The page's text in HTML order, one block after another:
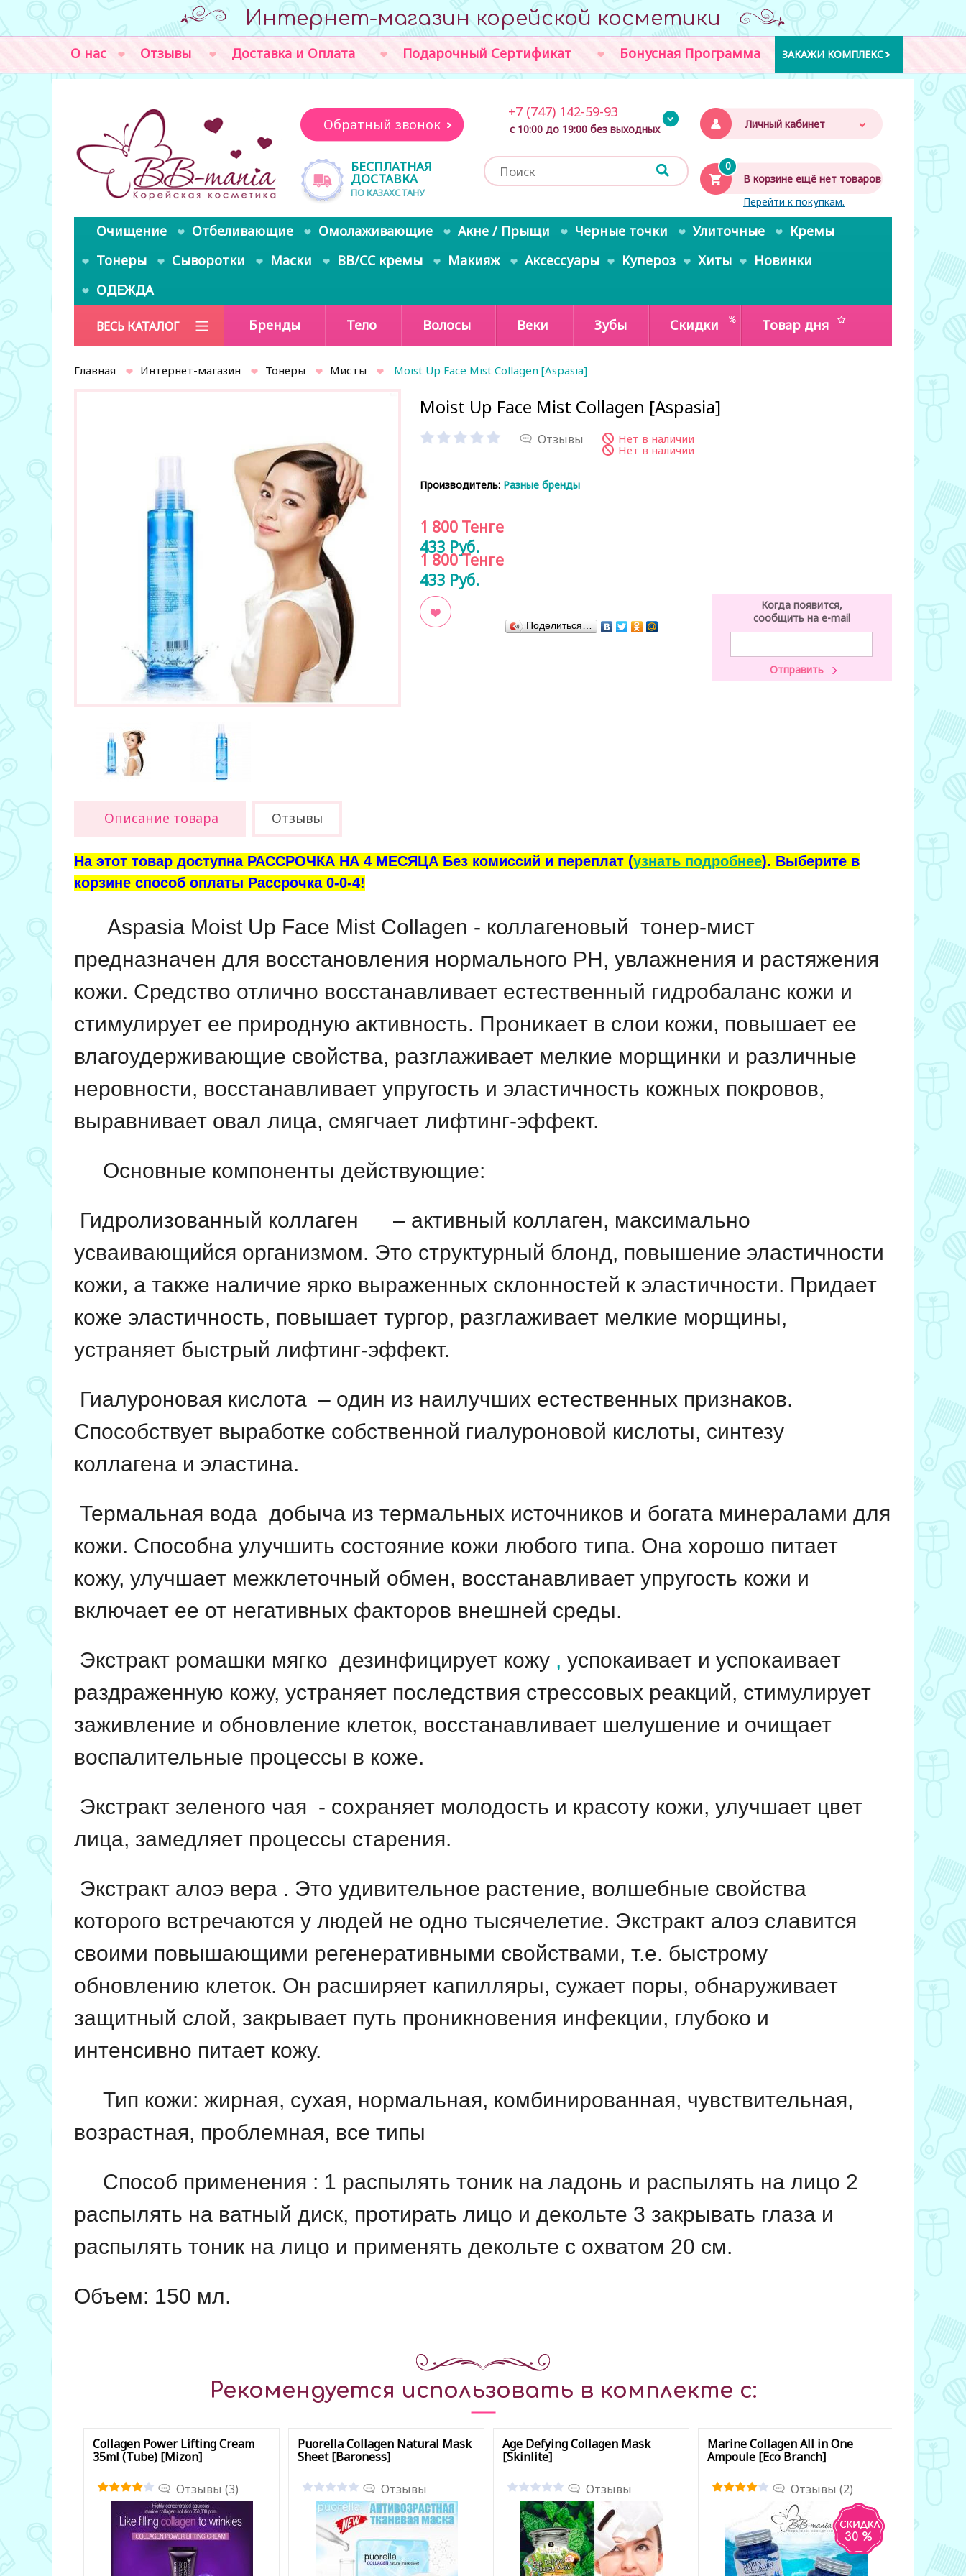
Интернет-магазин корейской косметики
О нас Отзывы Доставка и Оплата Подарочный Сертификат Бонусная Программа ЗАКАЖИ КОМПЛЕКС
Личный кабинет
0
В корзине ещё нет товаров
Перейти к покупкам.
Обратный звонок
БЕСПЛАТНАЯ
ДОСТАВКА
ПО КАЗАХСТАНУ
+7 (747) 142-59-93
с 10:00 до 19:00 без выходных
Очищение Отбеливающие Омолаживающие Акне / Прыщи Черные точки Улиточные
Кремы
Тонеры
Сыворотки Маски BB/CC кремы Макияж Аксессуары Купероз Хиты
Новинки
ОДЕЖДА
ВЕСЬ КАТАЛОГ Бренды Тело Волосы Веки Зубы Скидки Товар дня
Главная Интернет-магазин Тонеры Мисты Moist Up Face Mist Collagen [Aspasia]
Moist Up Face Mist Collagen [Aspasia]
Отзывы
Нет в наличии
Нет в наличии
Производитель: Разные бренды
1 800 Тенге
433 Руб.
1 800Тенге
433 Руб.
Когда появится,
сообщить на e-mail
Поделиться…
Описание товара Отзывы
На этот товар доступна РАССРОЧКА НА 4 МЕСЯЦА Без комиссий и переплат (узнать подробнее). Выберите в
корзине способ оплаты Рассрочка 0-0-4!
Aspasia Moist Up Face Mist Collagen - коллагеновый тонер-мист
предназначен для восстановления нормального PH, увлажнения и растяжения
кожи. Средство отлично восстанавливает естественный гидробаланс кожи и
стимулирует ее природную активность. Проникает в слои кожи, повышает ее
влагоудерживающие свойства, разглаживает мелкие морщинки и различные
неровности, восстанавливает упругость и эластичность кожных покровов,
выравнивает овал лица, смягчает лифтинг-эффект.
Основные компоненты действующие:
Гидролизованный коллаген
– активный коллаген, максимально
усваивающийся организмом. Это структурный блонд, повышение эластичности
кожи, а также наличие ярко выраженных склонностей к эластичности. Придает
коже эластичность, повышает тургор, разглаживает мелкие морщины,
устраняет быстрый лифтинг-эффект.
Гиалуроновая кислота – один из наилучших естественных признаков.
Способствует выработке собственной гиалуроновой кислоты, синтезу
коллагена и эластина.
Термальная вода добыча из термальных источников и богата минералами для
кожи. Способна улучшить состояние кожи любого типа. Она хорошо питает
кожу, улучшает межклеточный обмен, восстанавливает упругость кожи и
включает ее от негативных факторов внешней среды.
Экстракт ромашки мягко дезинфицирует кожу , успокаивает и успокаивает
раздраженную кожу, устраняет последствия стрессовых реакций, стимулирует
заживление и обновление клеток, восстанавливает шелушение и очищает
воспалительные процессы в коже.
Экстракт зеленого чая - сохраняет молодость и красоту кожи, улучшает цвет
лица, замедляет процессы старения.
Экстракт алоэ вера . Это удивительное растение, волшебные свойства
которого встречаются у людей не одно тысячелетие. Экстракт алоэ славится
своими повышающими регенеративными свойствами, т.е. быстрому
обновлению клеток. Он расширяет капилляры, сужает поры, обнаруживает
защитный слой, закрывает путь проникновения инфекции, глубоко и
интенсивно питает кожу.
Тип кожи: жирная, сухая, нормальная, комбинированная, чувствительная,
возрастная, проблемная, все типы
Способ применения : 1 распылять тоник на ладонь и распылять на лицо 2
распылять на ватный диск, протирать лицо и декольте 3 закрывать глаза и
распылять тоник на лицо и применять декольте с охватом 20 см.
Объем: 150 мл.
Рекомендуется использовать в комплекте с:
Collagen Power Lifting Cream
35ml (Tube) [Mizon]
Отзывы (3)
Puorella Collagen Natural Mask
Sheet [Baroness]
Отзывы
Age Defying Collagen Mask
[Skinlite]
Отзывы
Marine Collagen All in One
Ampoule [Eco Branch]
Отзывы (2)
30 %